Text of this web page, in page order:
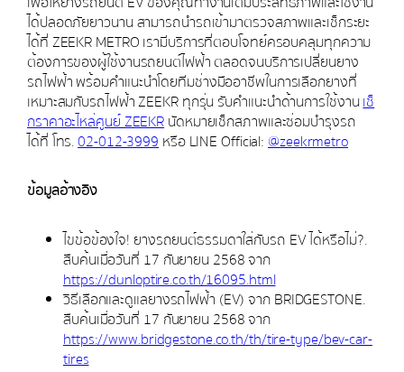
ได้ปลอดภัยยาวนาน สามารถนำรถเข้ามาตรวจสภาพและเช็กระยะ
ได้ที่ ZEEKR METRO เรามีบริการที่ตอบโจทย์ครอบคลุมทุกความ
ต้องการของผู้ใช้งานรถยนต์ไฟฟ้า ตลอดจนบริการเปลี่ยนยาง
รถไฟฟ้า พร้อมคำแนะนำโดยทีมช่างมืออาชีพในการเลือกยางที่
เหมาะสมกับรถไฟฟ้า ZEEKR ทุกรุ่น รับคำแนะนำด้านการใช้งานเช็
กราคาอะไหล่ศูนย์ ZEEKRนัดหมายเช็กสภาพและซ่อมบำรุงรถ
ได้ที่ โทร.02-012-3999หรือ LINE Official:@zeekrmetro
ข้อมูลอ้างอิง
ไขข้อข้องใจ! ยางรถยนต์ธรรมดาใส่กับรถ EV ได้หรือไม่?.
สืบค้นเมื่อวันที่ 17 กันยายน 2568 จาก
https://dunloptire.co.th/16095.html
วิธีเลือกและดูแลยางรถไฟฟ้า (EV) จาก BRIDGESTONE.
สืบค้นเมื่อวันที่ 17 กันยายน 2568 จาก
https://www.bridgestone.co.th/th/tire-type/bev-car-
tires